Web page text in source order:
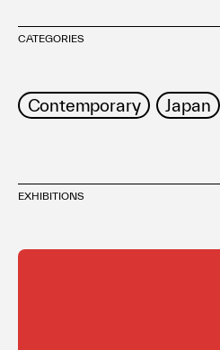
CATEGORIES
Contemporary Japan
EXHIBITIONS